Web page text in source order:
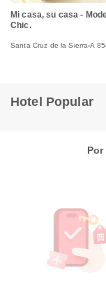
Mi casa, su casa -
Chic.
Santa Cruz de la Sierra A
Hotel Popular